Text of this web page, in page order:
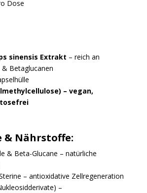
Dose
sinensis Extrakt – reich an
& Betaglucanen
– vegan,
& Nährstoffe:
& Beta-Glucane – natürliche
– antioxidative Zellregeneration
–